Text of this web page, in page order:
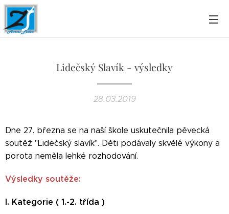
Lidečský Slavík - výsledky
28.03.2019
Dne 27. března se na naší škole uskutečnila pěvecká
soutěž "Lidečský slavík". Děti podávaly skvělé výkony a
porota neměla lehké rozhodování.
Výsledky soutěže:
I. Kategorie ( 1.-2. třída )